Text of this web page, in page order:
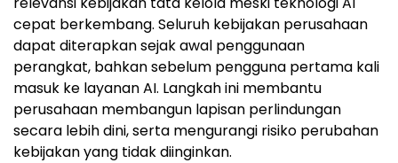
cepat berkembang. Seluruh kebijakan perusahaan
dapat diterapkan sejak awal penggunaan
perangkat, bahkan sebelum pengguna pertama kali
masuk ke layanan AI. Langkah ini membantu
perusahaan membangun lapisan perlindungan
secara lebih dini, serta mengurangi risiko perubahan
kebijakan yang tidak diinginkan.